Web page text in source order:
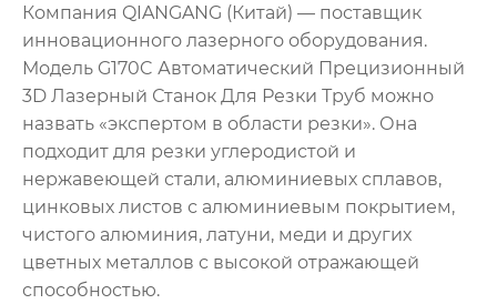
Компания QIANGANG (Китай) — поставщик
инновационного лазерного оборудования.
Модель G170C Автоматический Прецизионный
3D Лазерный Станок Для Резки Труб можно
назвать «экспертом в области резки». Она
подходит для резки углеродистой и
нержавеющей стали, алюминиевых сплавов,
цинковых листов с алюминиевым покрытием,
чистого алюминия, латуни, меди и других
цветных металлов с высокой отражающей
способностью.